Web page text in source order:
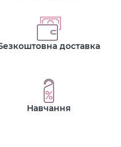
доставка
Навчання